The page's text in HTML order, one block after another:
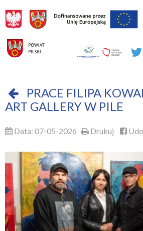
PRACE FILIPA
ART GALLERY W PILE
Data: 07-05-2026 Drukuj